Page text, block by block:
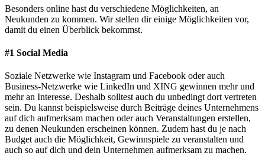
Besonders online hast du verschiedene Möglichkeiten, an
Neukunden zu kommen. Wir stellen dir einige Möglichkeiten vor,
damit du einen Überblick bekommst.
#1 Social Media
Soziale Netzwerke wie Instagram und Facebook oder auch
Business-Netzwerke wie LinkedIn und XING gewinnen mehr und
mehr an Interesse. Deshalb solltest auch du unbedingt dort vertreten
sein. Du kannst beispielsweise durch Beiträge deines Unternehmens
auf dich aufmerksam machen oder auch Veranstaltungen erstellen,
zu denen Neukunden erscheinen können. Zudem hast du je nach
Budget auch die Möglichkeit, Gewinnspiele zu veranstalten und
auch so auf dich und dein Unternehmen aufmerksam zu machen.